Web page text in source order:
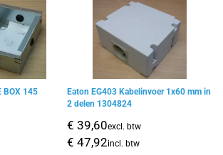
BOX 145
Eaton EG403 Kabelinvoer 1x60 mm in
2 delen 1304824
€ 39,60excl. btw
€ 47,92incl. btw